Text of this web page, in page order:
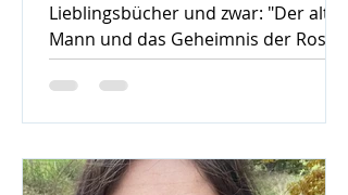
Lieblingsbücher und zwar: "Der alte
Mann und das Geheimnis der Rose"
von Mark...